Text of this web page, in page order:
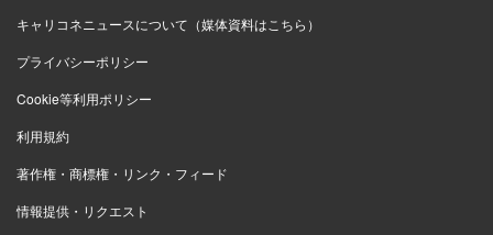
キャリコネニュースについて（媒体資料はこちら）
プライバシーポリシー
Cookie等利用ポリシー
利用規約
著作権・商標権・リンク・フィード
情報提供・リクエスト